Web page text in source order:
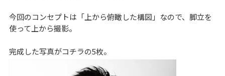
今回のコンセプトは「上から俯瞰した構図」なので、脚立を
使って上から撮影。
完成した写真がコチラの5枚。